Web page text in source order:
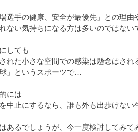
場選手の健康、安全が最優先」との理
ない気持ちになる方は多いのではない
しても
れた小さな空間での感染は懸念はさ
球」というスポーツで…
には
中止にするなら、誰も外も出歩けな
あるでしょうが、今一度検討してみて